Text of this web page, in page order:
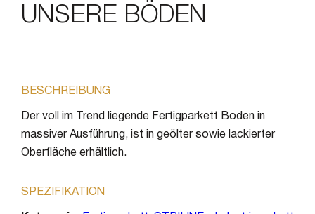
UNSERE BÖDEN
BESCHREIBUNG
Der voll im Trend liegende Fertigparkett Boden in
massiver Ausführung, ist in geölter sowie lackierter
Oberfläche erhältlich.
SPEZIFIKATION